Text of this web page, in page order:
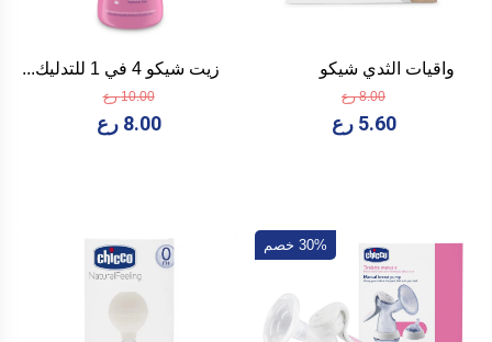
واقيات الثدي شيكو
8.00 رع
5.60 رع
زيت شيكو 4 في 1 للتدليك...
10.00 رع
8.00 رع
30% خصم